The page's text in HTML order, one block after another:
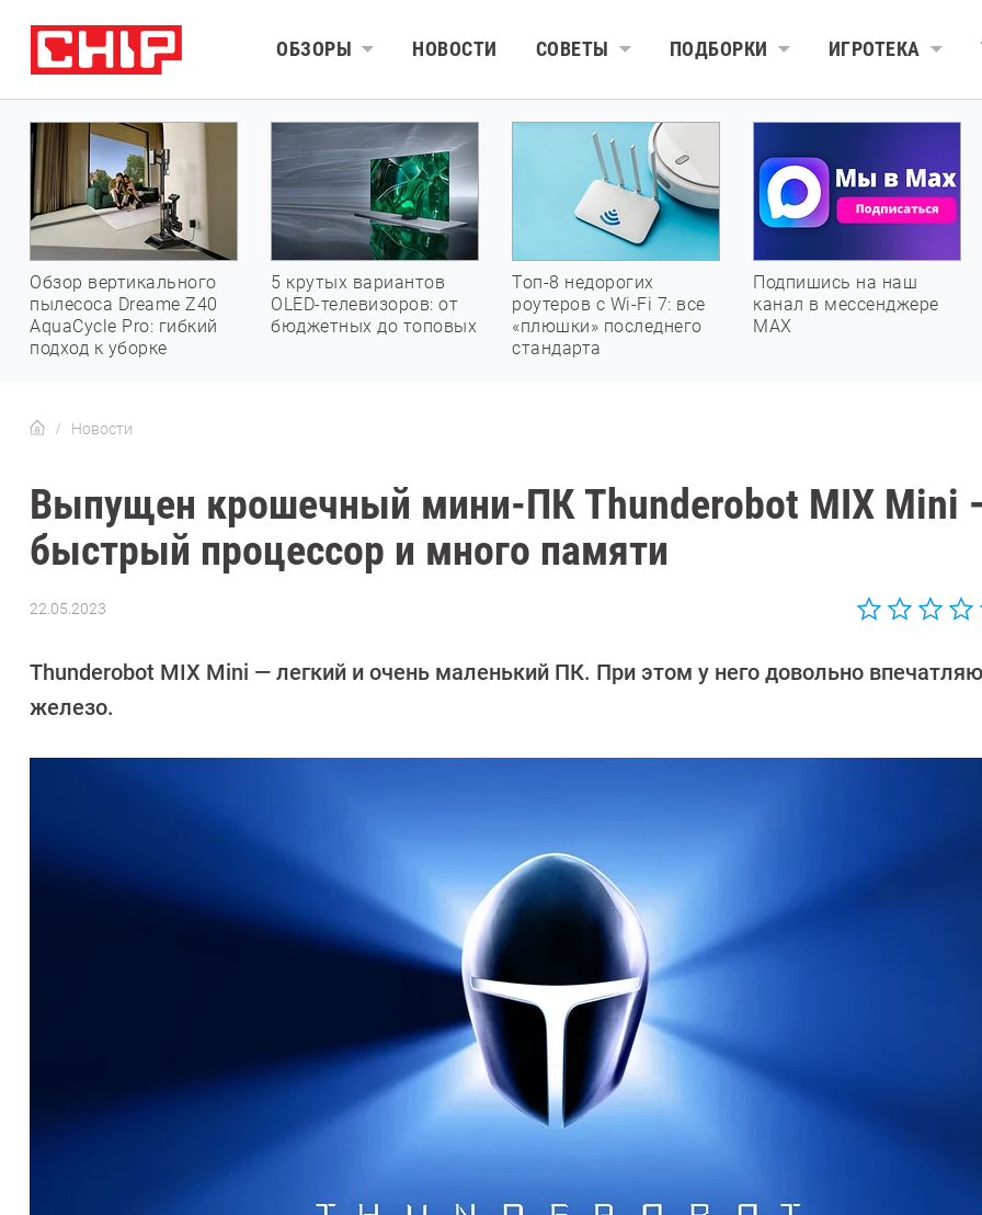
ОБЗОРЫ НОВОСТИ СОВЕТЫ ПОДБОРКИ ИГРОТЕКА
Обзор вертикального
пылесоса Dreame Z40
AquaCycle Pro: гибкий
подход к уборке
5 крутых вариантов
OLED-телевизоров: от
бюджетных до топовых
Топ-8 недорогих
роутеров с Wi-Fi 7: все
«плюшки» последнего
стандарта
Подпишись на наш
канал в мессенджере
МАХ
Новости
Выпущен крошечный мини-ПК Thunderobot MIX Mini
быстрый процессор и много памяти
22.05.2023
Калашников
Thunderobot MIX Mini — легкий и очень маленький ПК. При этом у него довольно
железо.